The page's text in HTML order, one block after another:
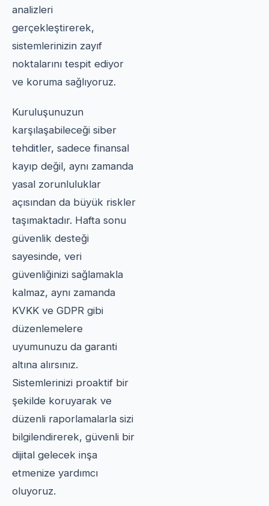
analizleri
gerçekleştirerek,
sistemlerinizin zayıf
noktalarını tespit ediyor
ve koruma sağlıyoruz.
Kuruluşunuzun
karşılaşabileceği siber
tehditler, sadece finansal
kayıp değil, aynı zamanda
yasal zorunluluklar
açısından da büyük riskler
taşımaktadır. Hafta sonu
güvenlik desteği
sayesinde, veri
güvenliğinizi sağlamakla
kalmaz, aynı zamanda
KVKK ve GDPR gibi
düzenlemelere
uyumunuzu da garanti
altına alırsınız.
Sistemlerinizi proaktif bir
şekilde koruyarak ve
düzenli raporlamalarla sizi
bilgilendirerek, güvenli bir
dijital gelecek inşa
etmenize yardımcı
oluyoruz.